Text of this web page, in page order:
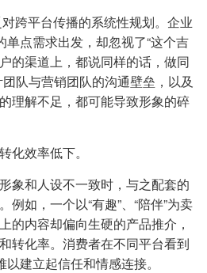
跨平台传播的系统性规划。企业
单点需求出发，却忽视了“这个吉
的渠道上，都说同样的话，做同
队与营销团队的沟通壁垒，以及
理解不足，都可能导致形象的碎
化效率低下。
象和人设不一致时，与之配套的
如，一个以“有趣”、“陪伴”为卖
的内容却偏向生硬的产品推介，
转化率。消费者在不同平台看到
建立起信任和情感连接。